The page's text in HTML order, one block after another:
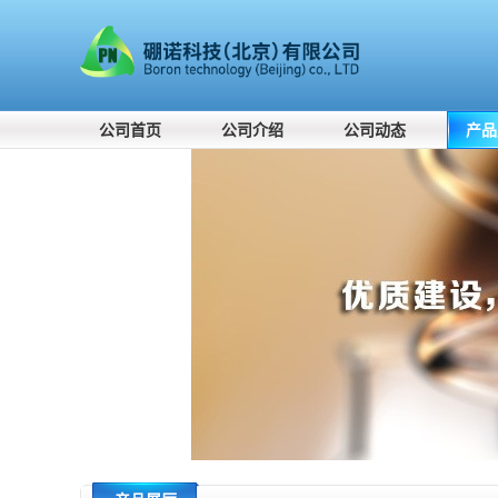
公司首页 公司介绍 公司动态 产